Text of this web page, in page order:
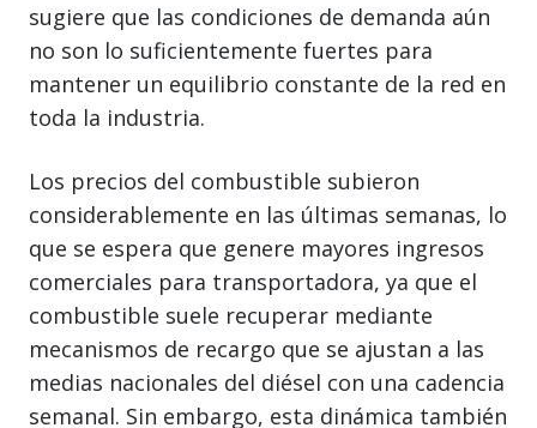
sugiere que las condiciones de demanda aún
no son lo suficientemente fuertes para
mantener un equilibrio constante de la red en
toda la industria.
Los precios del combustible subieron
considerablemente en las últimas semanas, lo
que se espera que genere mayores ingresos
comerciales para transportadora, ya que el
combustible suele recuperar mediante
mecanismos de recargo que se ajustan a las
medias nacionales del diésel con una cadencia
semanal. Sin embargo, esta dinámica también